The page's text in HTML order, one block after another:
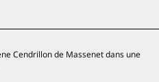
Cendrillon de Massenet dans une